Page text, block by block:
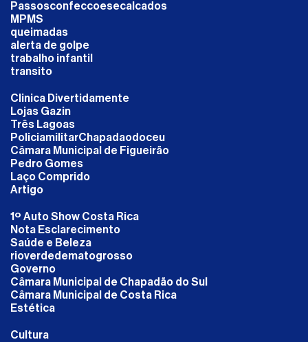
Passosconfeccoesecalcados
MPMS
queimadas
alerta de golpe
trabalho infantil
transito
Clinica Divertidamente
Lojas Gazin
Três Lagoas
PoliciamilitarChapadaodoceu
Câmara Municipal de Figueirão
Pedro Gomes
Laço Comprido
Artigo
1º Auto Show Costa Rica
Nota Esclarecimento
Saúde e Beleza
rioverdedematogrosso
Governo
Câmara Municipal de Chapadão do Sul
Câmara Municipal de Costa Rica
Estética
Cultura